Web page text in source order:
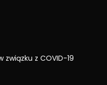
z COVID-19